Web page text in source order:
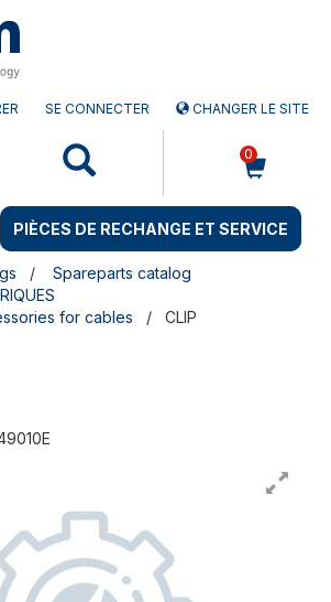
SE CONNECTER CHANGER LE SITE
0
PIÈCES DE RECHANGE ET SERVICE
Spareparts catalog
for cables
CLIP